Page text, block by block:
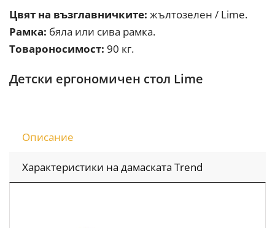
Цвят на възглавничките: жълтозелен / Lime.
Рамка: бяла или сива рамка.
Товароносимост: 90 кг.
Детски ергономичен стол Lime
Описание
Характеристики на дамаската Trend